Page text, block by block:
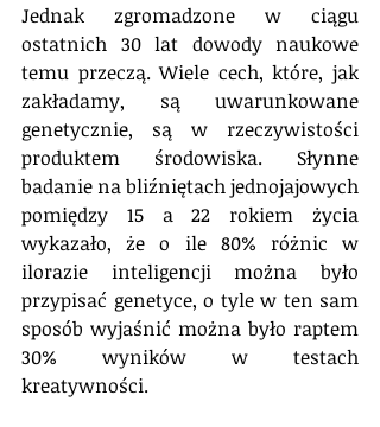
Jednak zgromadzone w ciągu
ostatnich 30 lat dowody naukowe
temu przeczą. Wiele cech, które, jak
zakładamy, są uwarunkowane
genetycznie, są w rzeczywistości
produktem środowiska. Słynne
badanie na bliźniętach jednojajowych
pomiędzy 15 a 22 rokiem życia
wykazało, że o ile 80% różnic w
ilorazie inteligencji można było
przypisać genetyce, o tyle w ten sam
sposób wyjaśnić można było raptem
30% wyników w testach
kreatywności.